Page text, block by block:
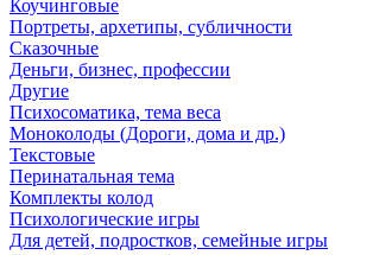
Коучинговые
Портреты, архетипы, субличности
Сказочные
Деньги, бизнес, профессии
Другие
Психосоматика, тема веса
Моноколоды (Дороги, дома и др.)
Текстовые
Перинатальная тема
Комплекты колод
Психологические игры
Для детей, подростков, семейные игры